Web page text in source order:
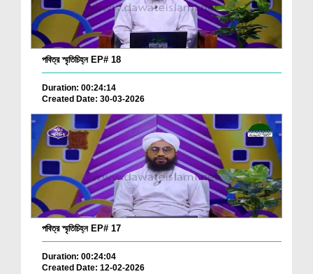
পবিত্র স্মৃতিচিহ্ন EP# 18
Duration: 00:24:14
Created Date: 30-03-2026
পবিত্র স্মৃতিচিহ্ন EP# 17
Duration: 00:24:04
Created Date: 12-02-2026